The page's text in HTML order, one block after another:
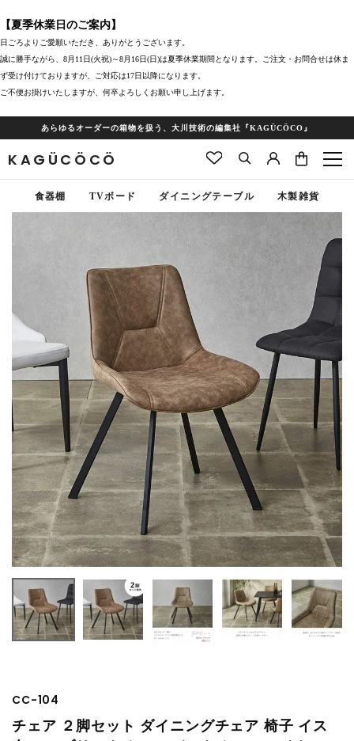
【夏季休業日のご案内】
日ごろよりご愛願いただき、ありがとうございます。
誠に勝手ながら、8月11日(火祝)～8月16日(日)は夏季休業期間となります。ご注文・お問合せは休ま
ず受け付けておりますが、ご対応は17日以降になります。
ご不便お掛けいたしますが、何卒よろしくお願い申し上げます。
あらゆるオーダーの箱物を扱う、大川技術の編集社『KAGÜCÖCO』
KAGÜCÖCÖ
食器棚 TVボード ダイニングテーブル 木製雑貨
CC-104
チェア ２脚セット ダイニングチェア 椅子 イス